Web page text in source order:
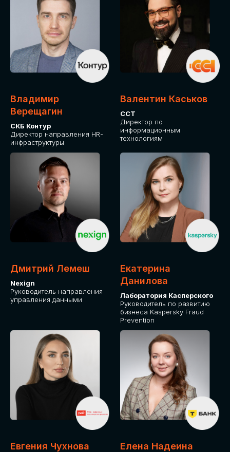
Владимир
Верещагин
СКБ Контур
Директор направления HR-
инфраструктуры
Валентин Каськов
ССТ
Директор по
информационным
технологиям
Дмитрий Лемеш
Nexign
Руководитель направления
управления данными
Екатерина
Данилова
Лаборатория Касперского
Руководитель по развитию
бизнеса Kaspersky Fraud
Prevention
Евгения Чухнова Елена Надеина
ДЛЯ ОПЛАТЫ БИЛЕТОВ
Оплата через сервис Timepad
ПРИОБРЕСТИ БИЛЕТ